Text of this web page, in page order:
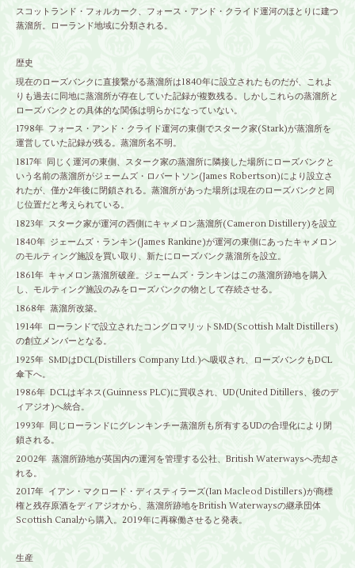
スコットランド・フォルカーク、フォース・アンド・クライド運河のほとりに建つ
蒸溜所。ローランド地域に分類される。
歴史
現在のローズバンクに直接繋がる蒸溜所は1840年に設立されたものだが、これよ
りも過去に同地に蒸溜所が存在していた記録が複数残る。しかしこれらの蒸溜所と
ローズバンクとの具体的な関係は明らかになっていない。
1798年 フォース・アンド・クライド運河の東側でスターク家(Stark)が蒸溜所を
運営していた記録が残る。蒸溜所名不明。
1817年 同じく運河の東側、スターク家の蒸溜所に隣接した場所にローズバンクと
いう名前の蒸溜所がジェームズ・ロバートソン(James Robertson)により設立さ
れたが、僅か2年後に閉鎖される。蒸溜所があった場所は現在のローズバンクと同
じ位置だと考えられている。
1823年 スターク家が運河の西側にキャメロン蒸溜所(Cameron Distillery)を設立
1840年 ジェームズ・ランキン(James Rankine)が運河の東側にあったキャメロン
のモルティング施設を買い取り、新たにローズバンク蒸溜所を設立。
1861年 キャメロン蒸溜所破産。ジェームズ・ランキンはこの蒸溜所跡地を購入
し、モルティング施設のみをローズバンクの物として存続させる。
1868年 蒸溜所改築。
1914年 ローランドで設立されたコングロマリットSMD(Scottish Malt Distillers)
の創立メンバーとなる。
1925年 SMDはDCL(Distillers Company Ltd.)へ吸収され、ローズバンクもDCL
傘下へ。
1986年 DCLはギネス(Guinness PLC)に買収され、UD(United Ditillers、後のデ
ィアジオ)へ統合。
1993年 同じローランドにグレンキンチー蒸溜所も所有するUDの合理化により閉
鎖される。
2002年 蒸溜所跡地が英国内の運河を管理する公社、British Waterwaysへ売却さ
れる。
2017年 イアン・マクロード・ディスティラーズ(Ian Macleod Distillers)が商標
権と残存原酒をディアジオから、蒸溜所跡地をBritish Waterwaysの継承団体
Scottish Canalから購入。2019年に再稼働させると発表。
生産